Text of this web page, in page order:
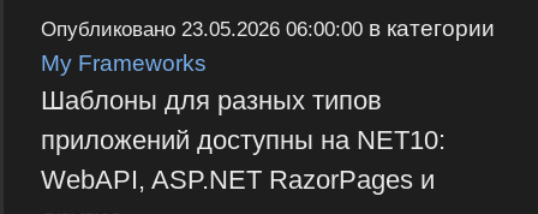
Опубликовано 23.05.2026 06:00:00в категории
My Frameworks
Шаблоны для разных типов
приложений доступны на NET10:
WebAPI, ASP.NET RazorPages и